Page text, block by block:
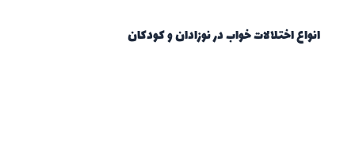
انواع اختلالات خواب در نوزادان و کودکان